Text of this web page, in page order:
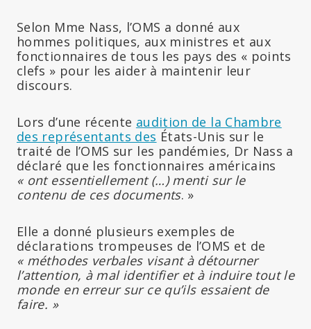
Selon Mme Nass, l’OMS a donné aux
hommes politiques, aux ministres et aux
fonctionnaires de tous les pays des « points
clefs » pour les aider à maintenir leur
discours.
Lors d’une récente audition de la Chambre
des représentants des États-Unis sur le
traité de l’OMS sur les pandémies, Dr Nass a
déclaré que les fonctionnaires américains
« ont essentiellement (…) menti sur le
contenu de ces documents. »
Elle a donné plusieurs exemples de
déclarations trompeuses de l’OMS et de
« méthodes verbales visant à détourner
l’attention, à mal identifier et à induire tout le
monde en erreur sur ce qu’ils essaient de
faire. »